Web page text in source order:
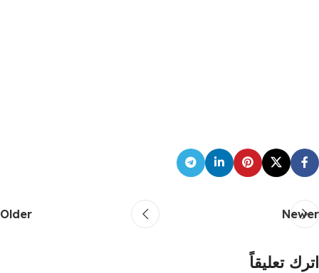
Newer
Older
اترك تعليقاً